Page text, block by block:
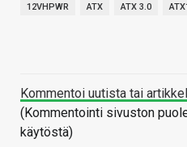
12VHPWR ATX ATX 3.0
Kommentoi uutista tai
(Kommentointi sivuston
käytöstä)